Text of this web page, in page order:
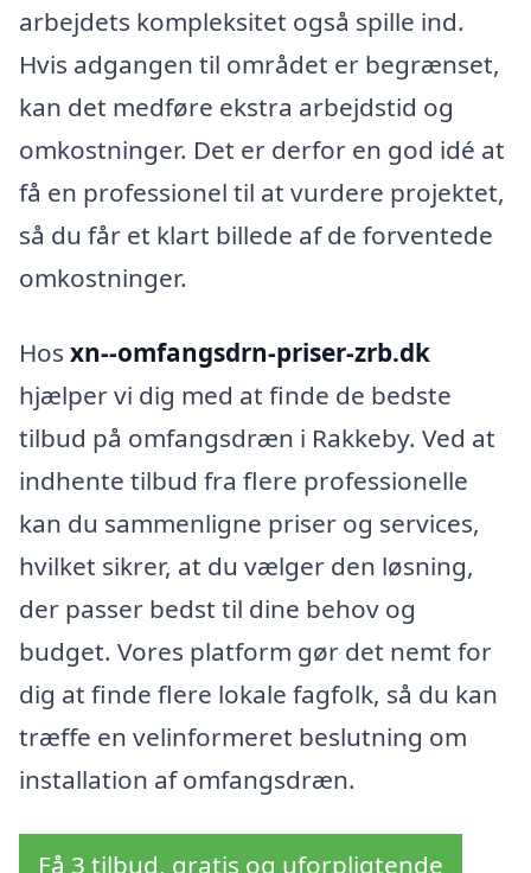
arbejdets kompleksitet også spille ind.
Hvis adgangen til området er begrænset,
kan det medføre ekstra arbejdstid og
omkostninger. Det er derfor en god idé at
få en professionel til at vurdere projektet,
så du får et klart billede af de forventede
omkostninger.
Hos xn--omfangsdrn-priser-zrb.dk
hjælper vi dig med at finde de bedste
tilbud på omfangsdræn i Rakkeby. Ved at
indhente tilbud fra flere professionelle
kan du sammenligne priser og services,
hvilket sikrer, at du vælger den løsning,
der passer bedst til dine behov og
budget. Vores platform gør det nemt for
dig at finde flere lokale fagfolk, så du kan
træffe en velinformeret beslutning om
installation af omfangsdræn.
Få 3 tilbud, gratis og uforpligtende